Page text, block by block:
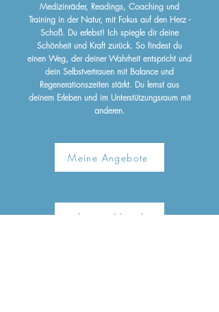
Medizinräder, Readings, Coaching und
Training in der Natur, mit Fokus auf den Herz -
Schoß. Du erlebst! Ich spiegle dir deine
Schönheit und Kraft zurück. So findest du
einen Weg, der deiner Wahrheit entspricht und
dein Selbstvertrauen mit Balance und
Regenerationszeiten stärkt. Du lernst aus
deinem Erleben und im Unterstützungsraum mit
anderen.
Meine Angebote